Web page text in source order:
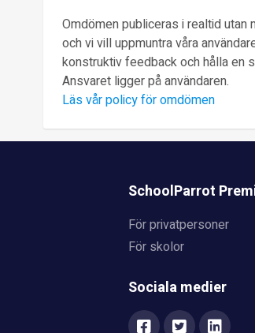
Omdömen publiceras i realtid utan
och vi vill uppmuntra våra
konstruktiv feedback och hålla en
Ansvaret ligger på användaren.
Läs vår policy för omdömen
SchoolParrot
För privatpersoner
För skolor
Sociala medier